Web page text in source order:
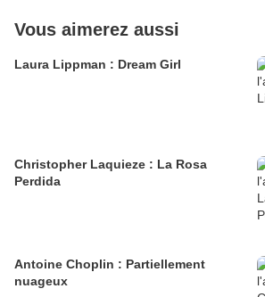
Vous aimerez aussi
Laura Lippman : Dream Girl
Christopher Laquieze : La Rosa
Perdida
Antoine Choplin : Partiellement
nuageux